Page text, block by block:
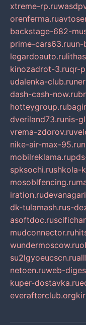
xtreme-rp.ru
orenferma.ru
backstage-682-
prime-cars63.ruun-
legardoauto.ru
kinozadrot-3.ruqr-
udalenka-club.ru
dash-cash-now.ru
hotteygroup.ru
dveriland73.runis-
vrema-zdorov.ru
nike-air-max-95.ru
mobilreklama.ru
spksochi.rushkola-
mosoblfencing.ru
iration.ru
dk-tulamash.rus-
asoftdoc.ru
mudconnector.ru
wundermoscow.ru
su2lgyoeucscn.ru
netoen.ruweb-
kuper-dostavka.ru
everafterclub.org